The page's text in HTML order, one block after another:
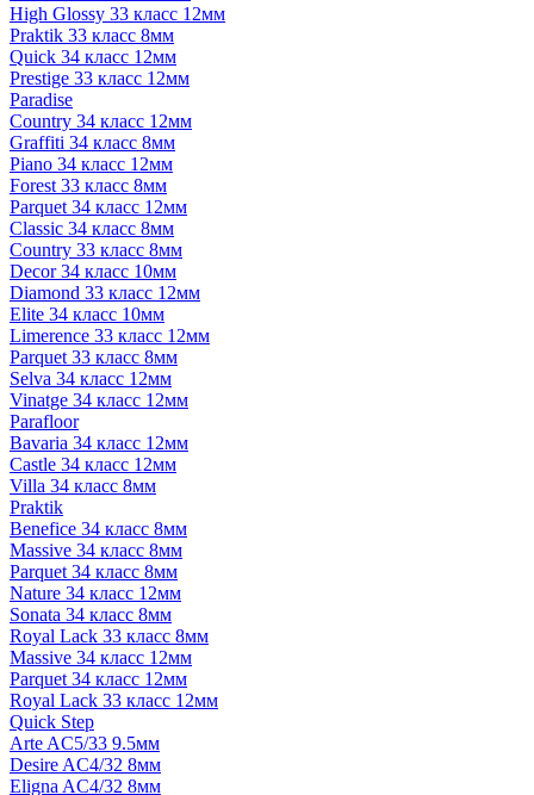
High Glossy 33 класс 12мм
Praktik 33 класс 8мм
Quick 34 класс 12мм
Prestige 33 класс 12мм
Paradise
Country 34 класс 12мм
Graffiti 34 класс 8мм
Piano 34 класс 12мм
Forest 33 класс 8мм
Parquet 34 класс 12мм
Classic 34 класс 8мм
Country 33 класс 8мм
Decor 34 класс 10мм
Diamond 33 класс 12мм
Elite 34 класс 10мм
Limerence 33 класс 12мм
Parquet 33 класс 8мм
Selva 34 класс 12мм
Vinatge 34 класс 12мм
Parafloor
Bavaria 34 класс 12мм
Castle 34 класс 12мм
Villa 34 класс 8мм
Praktik
Benefice 34 класс 8мм
Massive 34 класс 8мм
Parquet 34 класс 8мм
Nature 34 класс 12мм
Sonata 34 класс 8мм
Royal Lack 33 класс 8мм
Massive 34 класс 12мм
Parquet 34 класс 12мм
Royal Lack 33 класс 12мм
Quick Step
Arte AC5/33 9.5мм
Desire AC4/32 8мм
Eligna AC4/32 8мм